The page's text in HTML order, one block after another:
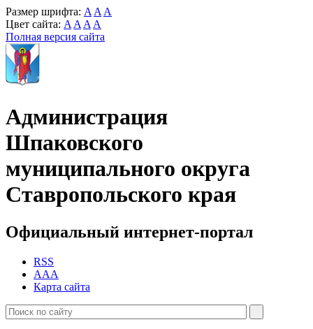
Размер шрифта: A A A
Цвет сайта: A A A A
Полная версия сайта
Администрация
Шпаковского
муниципального округа
Ставропольского края
Официальный интернет-портал
RSS
AAA
Карта сайта